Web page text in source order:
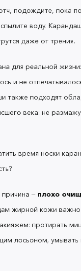
поэтому
макияжа имеют
перекликается с
на масляной
Такое случается
40–50 секунд,
в
подождите, пока
воду.
даже от трения.
для реальной
и не
также подходят
века: не
время носки
— плохо
жирной кожи важно
протирать
лосьоном, умывать